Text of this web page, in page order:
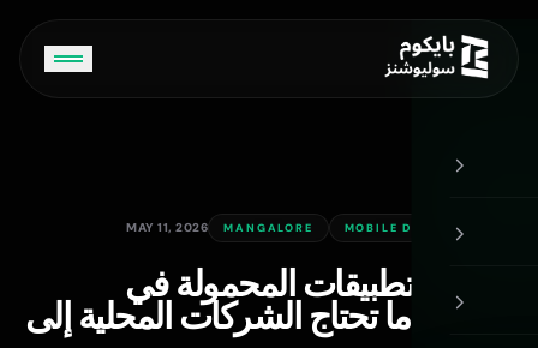
الرئيسية
MOBILE DEVELOPMENT
MANGALORE
MAY 11, 2026
تطوير التطبيقات المحمولة في
مانغلور: ما تحتاج الشركات المحلية إلى
Bycom AI
أهلاً! أنا Bycom AI. كيف يمكنني مساعدتك اليوم؟